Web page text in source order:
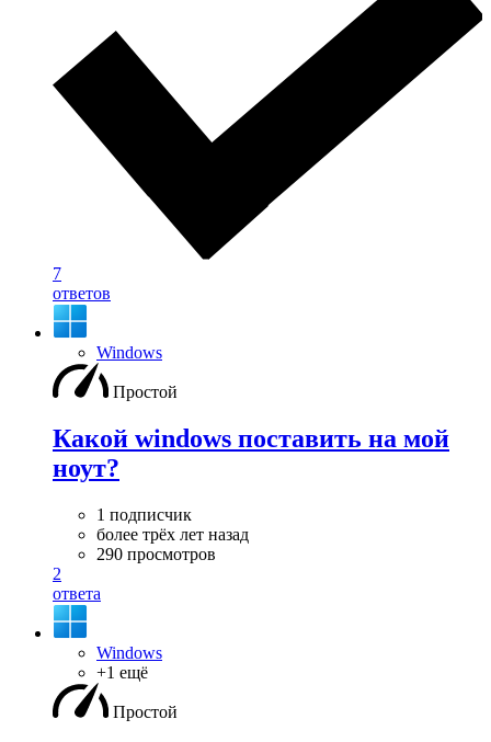
7
ответов
Windows
Простой
Какой windows поставить на мой
ноут?
1 подписчик
более трёх лет назад
290 просмотров
2
ответа
Windows
+1 ещё
Простой